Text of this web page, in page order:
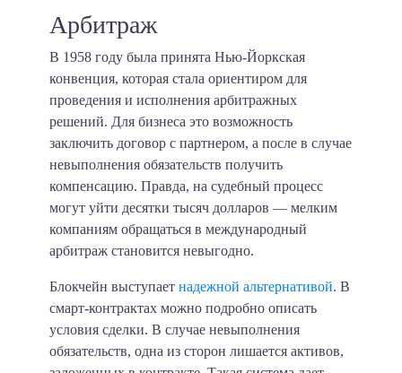
Арбитраж
В 1958 году была принята Нью-Йоркская
конвенция, которая стала ориентиром для
проведения и исполнения арбитражных
решений. Для бизнеса это возможность
заключить договор с партнером, а после в случае
невыполнения обязательств получить
компенсацию. Правда, на судебный процесс
могут уйти десятки тысяч долларов — мелким
компаниям обращаться в международный
арбитраж становится невыгодно.
Блокчейн выступает надежной альтернативой. В
смарт-контрактах можно подробно описать
условия сделки. В случае невыполнения
обязательств, одна из сторон лишается активов,